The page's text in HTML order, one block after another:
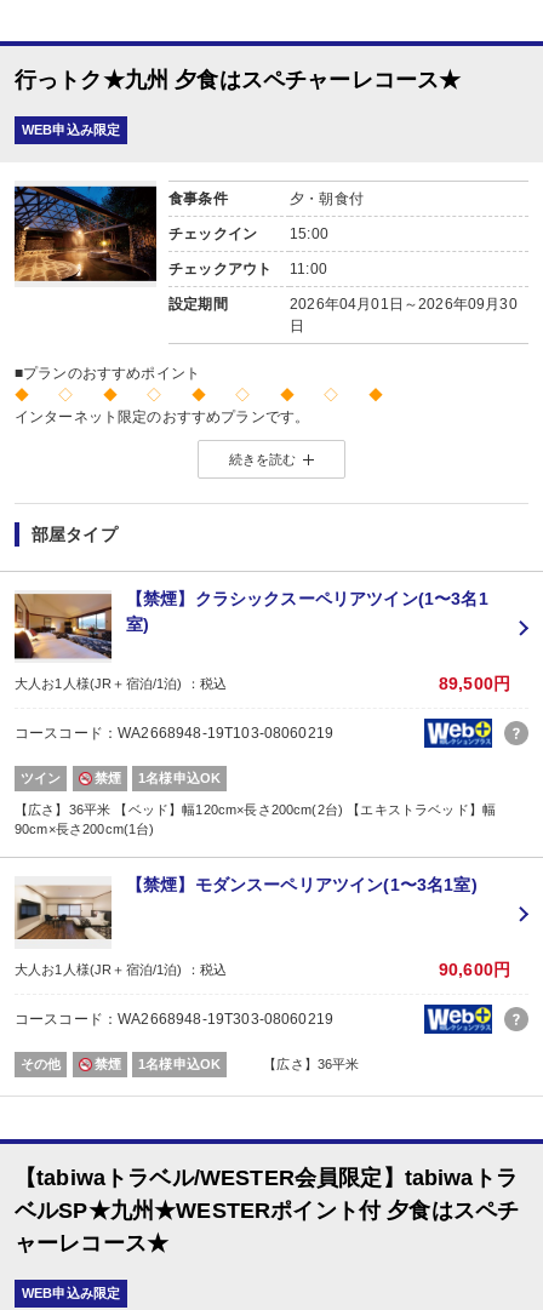
行っトク★九州 夕食はスペチャーレコース★
WEB申込み限定
食事条件 夕・朝食付
チェックイン 15:00
チェックアウト 11:00
設定期間
2026年04月01日～2026年09月30
日
■プランのおすすめポイント
◆ ◇ ◆ ◇ ◆ ◇ ◆ ◇ ◆
インターネット限定のおすすめプランです。
※店頭・電話・メールでのお問合せや申込みは出来ません。
◆ ◇ ◆ ◇ ◆ ◇ ◆ ◇ ◆
・記念日(誕生日・結婚記念日・ハネムーン)のお客様に、
夕食時のデザートを記念日バージョンにアレンジしてご用意(要事前予約)
※記念日の前後30日間が適応です。証明できるものをお持ちください。
※ご希望の場合は、予約条件入力の画面で該当の記念日内容をお選びくださ
※1名様1室でご利用の場合、誕生日以外は適用できません。
【ご案内】
■最終チェックインは20:00となります。
■お部屋は正ベッド2台＋エキストラベッド1台となります。
■2名1室ご利用の場合、
おとな1名＋こども1名ご利用でも、お子様はこども代金でOK♪
※通常「おとな1名＋こども1名」で2名1室ご利用の場合、お子様はおとなと同
■夕食
場所:
レストラン
※食材アレルギーがある場合は、ご予約日の翌日以降にお客様ご自身で宿泊施
■朝食
場所:
レストラン
続きを読む
部屋タイプ
【禁煙】クラシックスーペリアツイン(1〜3名1
室)
大人お1人様(JR＋宿泊/1泊) ：税込 89,500円
コースコード：WA2668948-19T103-08060219
ツイン 禁煙 1名様申込OK
【広さ】36平米 【ベッド】幅120cm×長さ200cm(2台) 【エキストラベッド】幅
90cm×長さ200cm(1台)
【禁煙】モダンスーペリアツイン(1〜3名1室)
大人お1人様(JR＋宿泊/1泊) ：税込 90,600円
コースコード：WA2668948-19T303-08060219
その他 禁煙 1名様申込OK 【広さ】36平米
【tabiwaトラベル/WESTER会員限定】tabiwaトラ
ベルSP★九州★WESTERポイント付 夕食はスペチ
ャーレコース★
WEB申込み限定